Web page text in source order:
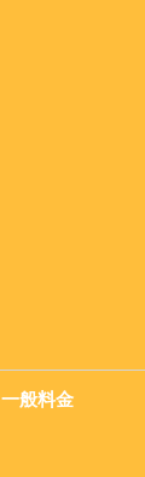
一般料金